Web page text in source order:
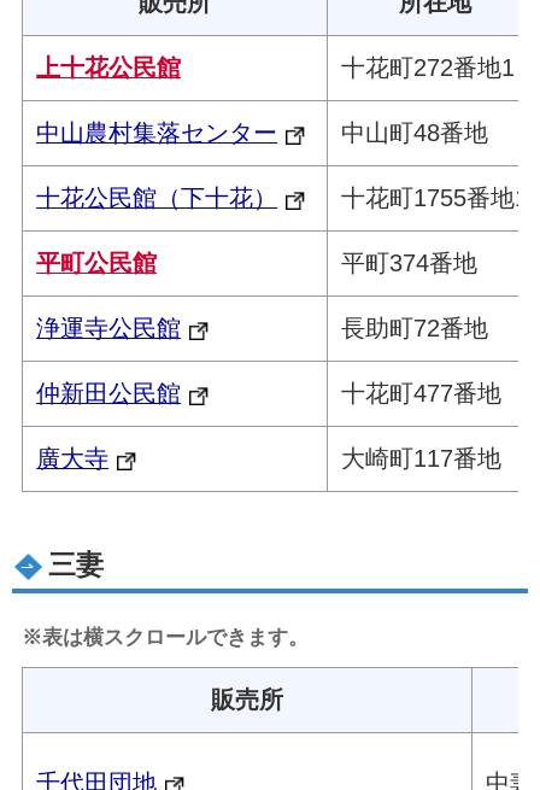
上十花公民館 十花町272番地1
中山農村集落センター 中山町48番地
十花公民館（下十花） 十花町1755番地1
平町公民館 平町374番地
浄運寺公民館 長助町72番地
仲新田公民館 十花町477番地
廣大寺 大崎町117番地
三妻
※表は横スクロールできます。
販売所
千代田団地 中